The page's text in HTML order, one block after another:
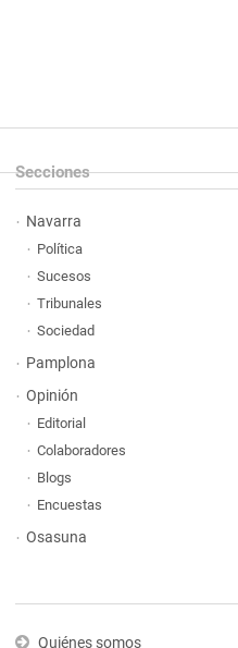
Secciones
Navarra
Política
Sucesos
Tribunales
Sociedad
Pamplona
Opinión
Editorial
Colaboradores
Blogs
Encuestas
Osasuna
Quiénes somos